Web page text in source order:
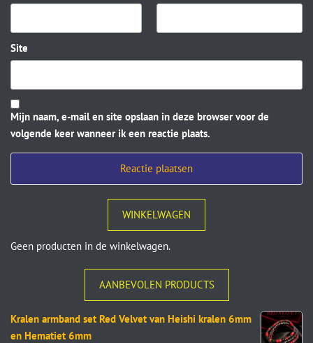
Site
Mijn naam, e-mail en site opslaan in deze browser voor de
volgende keer wanneer ik een reactie plaats.
WINKELWAGEN
Geen producten in de winkelwagen.
AANBEVOLEN PRODUCTS
Kralen armband set Red Velvet van Heishi kralen 6mm
en Hematiet 6mm